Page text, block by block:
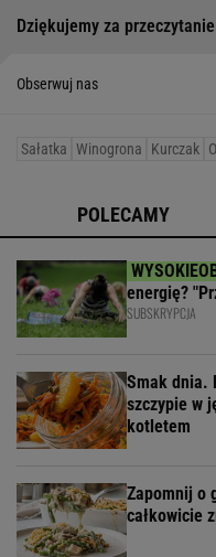
Dziękujemy za przeczytanie
Obserwuj nas
Sałatka Winogrona Kurczak
POLECAMY
energię?
SUBSKRYPCJA
Smak dnia.
szczypie w
kotletem
Zapomnij o
całkowicie